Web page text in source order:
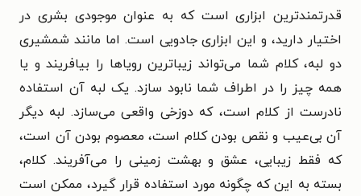
قدرتمندترین ابزاری است که به عنوان موجودی بشری در
اختیار دارید، و این ابزاری جادویی است. اما مانند شمشیری
دو لبه، کلام شما می‌تواند زیباترین رویاها را بیافریند و یا
همه چیز را در اطراف شما نابود سازد. یک لبه آن استفاده
نادرست از کلام است، که دوزخی واقعی می‌سازد. لبه دیگر
آن بی‌عیب و نقص بودن کلام است، معصوم بودن آن است،
که فقط زیبایی، عشق و بهشت زمینی را می‌آفریند. کلام،
بسته به این که چگونه مورد استفاده قرار گیرد، ممکن است